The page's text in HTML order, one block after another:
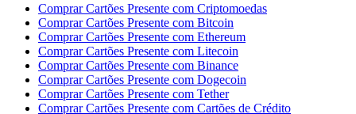
Comprar Cartões Presente com Criptomoedas
Comprar Cartões Presente com Bitcoin
Comprar Cartões Presente com Ethereum
Comprar Cartões Presente com Litecoin
Comprar Cartões Presente com Binance
Comprar Cartões Presente com Dogecoin
Comprar Cartões Presente com Tether
Comprar Cartões Presente com Cartões de Crédito